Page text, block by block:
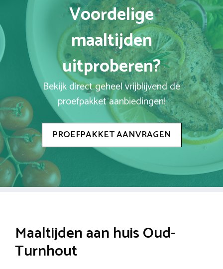
Voordelige
maaltijden
uitproberen?
Bekijk direct geheel vrijblijvend de
proefpakket aanbiedingen!
PROEFPAKKET AANVRAGEN
Maaltijden aan huis Oud-
Turnhout